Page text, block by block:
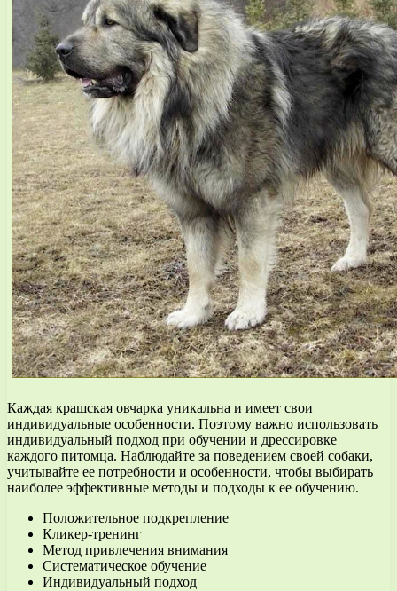
Каждая крашская овчарка уникальна и имеет свои
индивидуальные особенности. Поэтому важно использовать
индивидуальный подход при обучении и дрессировке
каждого питомца. Наблюдайте за поведением своей собаки,
учитывайте ее потребности и особенности, чтобы выбирать
наиболее эффективные методы и подходы к ее обучению.
Положительное подкрепление
Кликер-тренинг
Метод привлечения внимания
Систематическое обучение
Индивидуальный подход